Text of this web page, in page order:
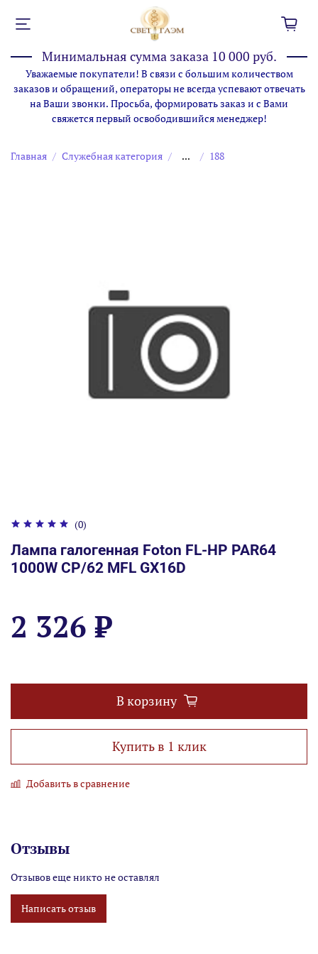
Минимальная сумма заказа 10 000 руб.
Уважаемые покупатели! В связи с большим количеством
заказов и обращений, операторы не всегда успевают отвечать
на Ваши звонки. Просьба, формировать заказ и с Вами
свяжется первый освободившийся менеджер!
Главная Служебная категория ... 188
(0)
Лампа галогенная Foton FL-HP PAR64
1000W CP/62 MFL GX16D
2 326 ₽
В корзину
Купить в 1 клик
Добавить в сравнение
Отзывы
Отзывов еще никто не оставлял
Написать отзыв